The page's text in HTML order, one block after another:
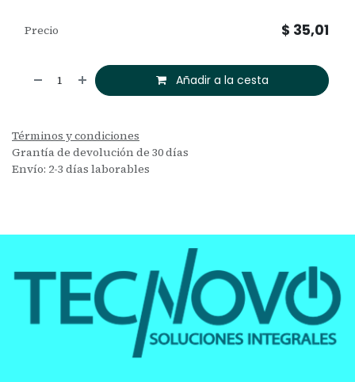
Añadir a la cesta
Precio $ 35,01
Términos y condiciones
Grantía de devolución de 30 días
Envío: 2-3 días laborables